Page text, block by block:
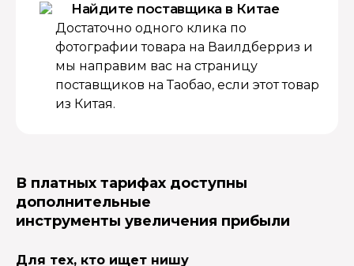
Найдите поставщика в Китае
Достаточно одного клика по
фотографии товара на Ваилдберриз и
мы направим вас на страницу
поставщиков на Таобао, если этот товар
из Китая.
В платных тарифах доступны
дополнительные
инструменты увеличения прибыли
Для тех, кто ищет нишу